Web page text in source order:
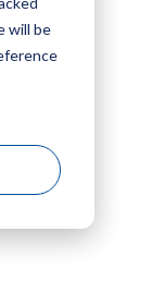
will be